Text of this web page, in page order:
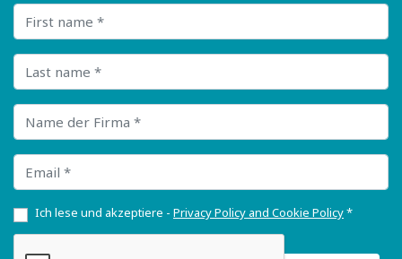
First name
Last name
Name der Firma
Email
Ich lese und akzeptiere - Privacy Policy and Cookie Policy*